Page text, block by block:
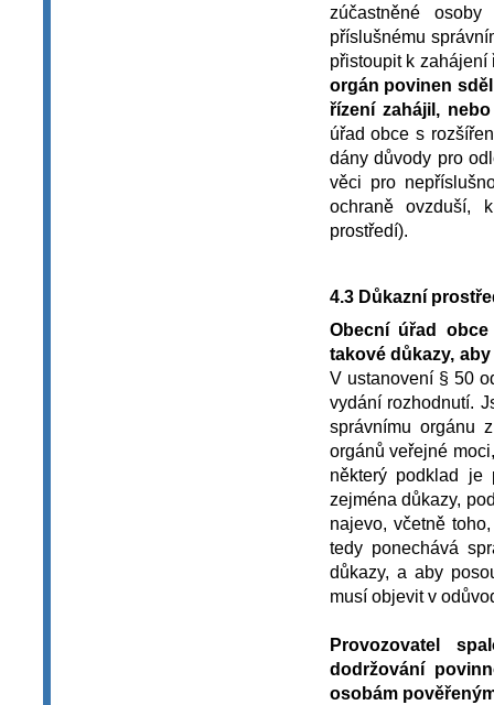
zúčastněné
příslušnému
přistoupit k
orgán povinen
řízení zahájil,
úřad obce s
dány důvody pro
věci pro
ochraně ovzduší,
prostředí).
4.3 Důkazní
Obecní úřad
takové důkazy,
V ustanovení § 50
vydání rozhodnutí.
správnímu orgánu
orgánů veřejné
některý podklad je
zejména důkazy,
najevo, včetně
tedy ponechává
důkazy, a aby
musí objevit v
Provozovatel
dodržování
osobám